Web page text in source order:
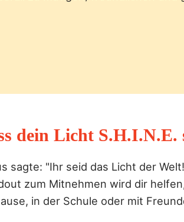
dein Licht S.H.I.N.E.
sagte: "Ihr seid das Licht der
zum Mitnehmen wird dir
in der Schule oder mit